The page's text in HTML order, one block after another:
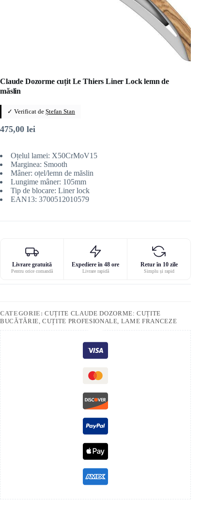
Claude Dozorme cuțit Le Thiers Liner Lock lemn de
măslin
✓ Verificat de Ștefan Stan
475,00 lei
Oțelul lamei: X50CrMoV15
Marginea: Smooth
Mâner: oțel/lemn de măslin
Lungime mâner: 105mm
Tip de blocare: Liner lock
EAN13: 3700512010579
Livrare gratuită
Pentru orice comandă
Expediere în 48 ore
Livrare rapidă
Retur în 10 zile
Simplu și rapid
CATEGORIE:CUȚITE CLAUDE DOZORME: CUȚITE
BUCĂTĂRIE, CUȚITE PROFESIONALE, LAME FRANCEZE